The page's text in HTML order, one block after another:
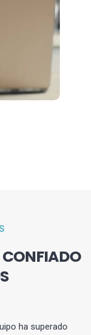
CONFIADO
ha superado